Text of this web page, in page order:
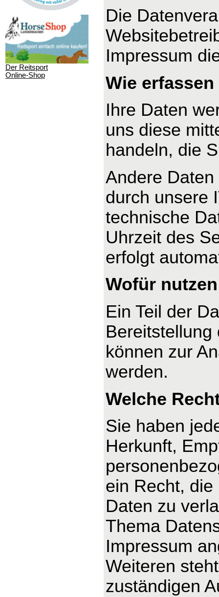
Der Reitsport
Online-Shop
Die
Impressum
Wie
Ihre Daten
uns diese
handeln, die
Andere
durch unsere
technische
Uhrzeit des
erfolgt
Wofür
Ein Teil der
können zur
werden.
Welche
Sie haben
Herkunft,
ein Recht,
Daten zu
Thema
Impressum
Weiteren
zuständigen